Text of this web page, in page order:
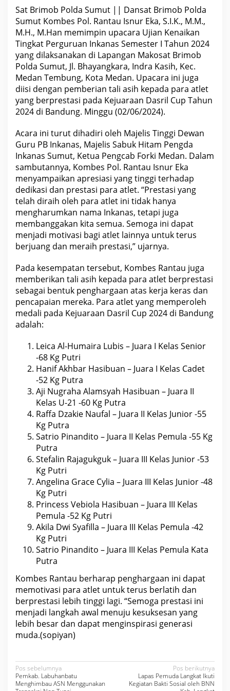
i
a
n
K
e
n
a
a
n
i
n
g
a
t
P
e
r
g
u
r
u
a
n
n
k
n
s
d
a
n
B
e
r
i
n
T
a
l
i
A
s
i
h
k
e
a
A
e
e
r
p
r
t
Sat Brimob Polda Sumut || Dansat Brimob Polda
Sumut Kombes Pol. Rantau Isnur Eka, S.I.K., M.M.,
M.H., M.Han memimpin upacara Ujian Kenaikan
Tingkat Perguruan Inkanas Semester I Tahun 2024
yang dilaksanakan di Lapangan Makosat Brimob
Polda Sumut, Jl. Bhayangkara, Indra Kasih, Kec.
Medan Tembung, Kota Medan. Upacara ini juga
diisi dengan pemberian tali asih kepada para atlet
yang berprestasi pada Kejuaraan Dasril Cup Tahun
2024 di Bandung. Minggu (02/06/2024).
Acara ini turut dihadiri oleh Majelis Tinggi Dewan
Guru PB Inkanas, Majelis Sabuk Hitam Pengda
Inkanas Sumut, Ketua Pengcab Forki Medan. Dalam
sambutannya, Kombes Pol. Rantau Isnur Eka
menyampaikan apresiasi yang tinggi terhadap
dedikasi dan prestasi para atlet. “Prestasi yang
telah diraih oleh para atlet ini tidak hanya
mengharumkan nama Inkanas, tetapi juga
membanggakan kita semua. Semoga ini dapat
menjadi motivasi bagi atlet lainnya untuk terus
berjuang dan meraih prestasi,” ujarnya.
Pada kesempatan tersebut, Kombes Rantau juga
memberikan tali asih kepada para atlet berprestasi
sebagai bentuk penghargaan atas kerja keras dan
pencapaian mereka. Para atlet yang memperoleh
medali pada Kejuaraan Dasril Cup 2024 di Bandung
adalah:
Leica Al-Humaira Lubis – Juara I Kelas Senior
-68 Kg Putri
Hanif Akhbar Hasibuan – Juara I Kelas Cadet
-52 Kg Putra
Aji Nugraha Alamsyah Hasibuan – Juara II
Kelas U-21 -60 Kg Putra
Raffa Dzakie Naufal – Juara II Kelas Junior -55
Kg Putra
Satrio Pinandito – Juara II Kelas Pemula -55 Kg
Putra
Stefalin Rajagukguk – Juara III Kelas Junior -53
Kg Putri
Angelina Grace Cylia – Juara III Kelas Junior -48
Kg Putri
Princess Vebiola Hasibuan – Juara III Kelas
Pemula -52 Kg Putri
Akila Dwi Syafilla – Juara III Kelas Pemula -42
Kg Putri
Satrio Pinandito – Juara III Kelas Pemula Kata
Putra
Kombes Rantau berharap penghargaan ini dapat
memotivasi para atlet untuk terus berlatih dan
berprestasi lebih tinggi lagi. “Semoga prestasi ini
menjadi langkah awal menuju kesuksesan yang
lebih besar dan dapat menginspirasi generasi
muda.(sopiyan)
N
a
Pos sebelumnya
Pemkab. Labuhanbatu
Menghimbau ASN Menggunakan
Pos berikutnya
Lapas Pemuda Langkat Ikuti
Kegiatan Bakti Sosial oleh BNN